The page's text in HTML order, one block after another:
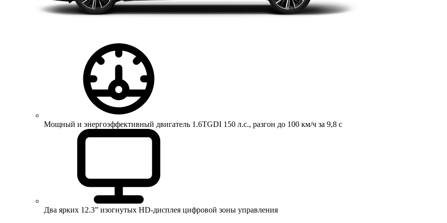
Мощный и энергоэффективный двигатель 1.6TGDI 150 л.с., разгон до 100 км/ч за 9,8 с
Два ярких 12.3” изогнутых HD-дисплея цифровой зоны управления